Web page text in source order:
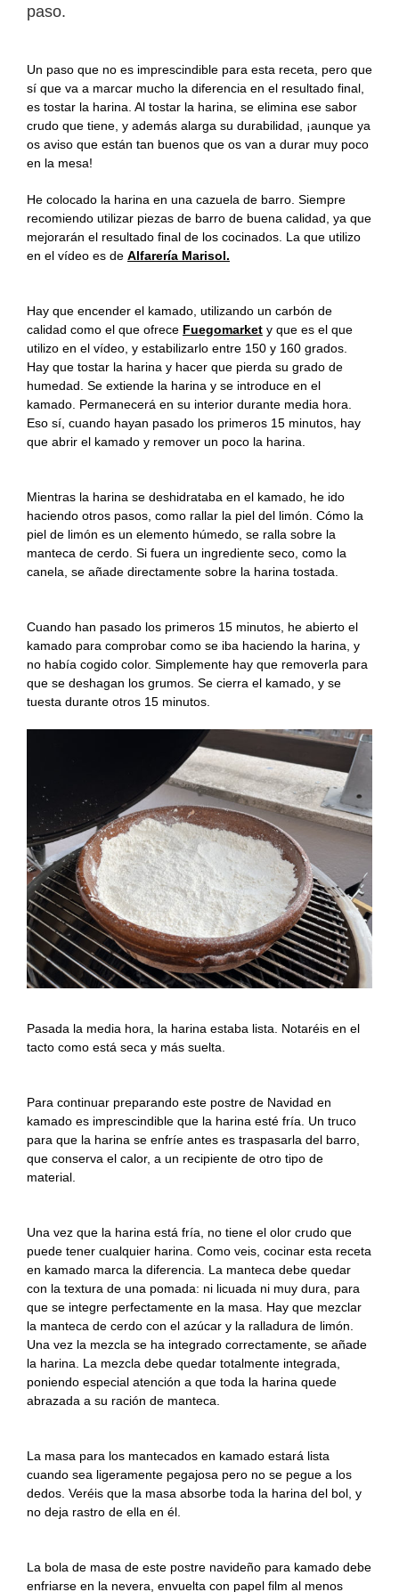
paso.
Un paso que no es imprescindible para esta receta, pero que
sí que va a marcar mucho la diferencia en el resultado final,
es tostar la harina. Al tostar la harina, se elimina ese sabor
crudo que tiene, y además alarga su durabilidad, ¡aunque ya
os aviso que están tan buenos que os van a durar muy poco
en la mesa!
He colocado la harina en una cazuela de barro. Siempre
recomiendo utilizar piezas de barro de buena calidad, ya que
mejorarán el resultado final de los cocinados. La que utilizo
en el vídeo es de Alfarería Marisol.
Hay que encender el kamado, utilizando un carbón de
calidad como el que ofrece Fuegomarket y que es el que
utilizo en el vídeo, y estabilizarlo entre 150 y 160 grados.
Hay que tostar la harina y hacer que pierda su grado de
humedad. Se extiende la harina y se introduce en el
kamado. Permanecerá en su interior durante media hora.
Eso sí, cuando hayan pasado los primeros 15 minutos, hay
que abrir el kamado y remover un poco la harina.
Mientras la harina se deshidrataba en el kamado, he ido
haciendo otros pasos, como rallar la piel del limón. Cómo la
piel de limón es un elemento húmedo, se ralla sobre la
manteca de cerdo. Si fuera un ingrediente seco, como la
canela, se añade directamente sobre la harina tostada.
Cuando han pasado los primeros 15 minutos, he abierto el
kamado para comprobar como se iba haciendo la harina, y
no había cogido color. Simplemente hay que removerla para
que se deshagan los grumos. Se cierra el kamado, y se
tuesta durante otros 15 minutos.
Pasada la media hora, la harina estaba lista. Notaréis en el
tacto como está seca y más suelta.
Para continuar preparando este postre de Navidad en
kamado es imprescindible que la harina esté fría. Un truco
para que la harina se enfríe antes es traspasarla del barro,
que conserva el calor, a un recipiente de otro tipo de
material.
Una vez que la harina está fría, no tiene el olor crudo que
puede tener cualquier harina. Como veis, cocinar esta receta
en kamado marca la diferencia. La manteca debe quedar
con la textura de una pomada: ni licuada ni muy dura, para
que se integre perfectamente en la masa. Hay que mezclar
la manteca de cerdo con el azúcar y la ralladura de limón.
Una vez la mezcla se ha integrado correctamente, se añade
la harina. La mezcla debe quedar totalmente integrada,
poniendo especial atención a que toda la harina quede
abrazada a su ración de manteca.
La masa para los mantecados en kamado estará lista
cuando sea ligeramente pegajosa pero no se pegue a los
dedos. Veréis que la masa absorbe toda la harina del bol, y
no deja rastro de ella en él.
La bola de masa de este postre navideño para kamado debe
enfriarse en la nevera, envuelta con papel film al menos